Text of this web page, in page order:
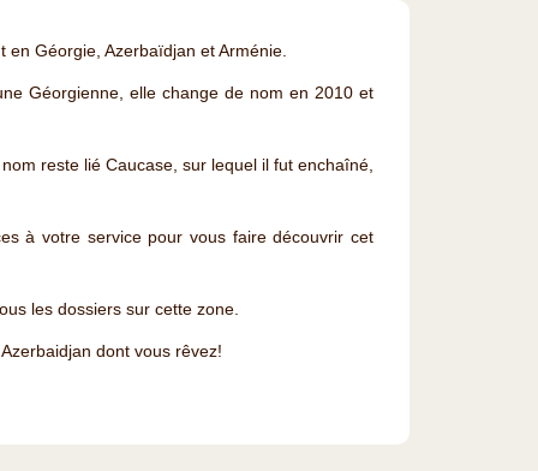
Géorgie, Azerbaïdjan et Arménie.
Géorgienne, elle change de nom en 2010 et
reste lié Caucase, sur lequel il fut enchaîné,
à votre service pour vous faire découvrir cet
les dossiers sur cette zone.
dont vous rêvez!